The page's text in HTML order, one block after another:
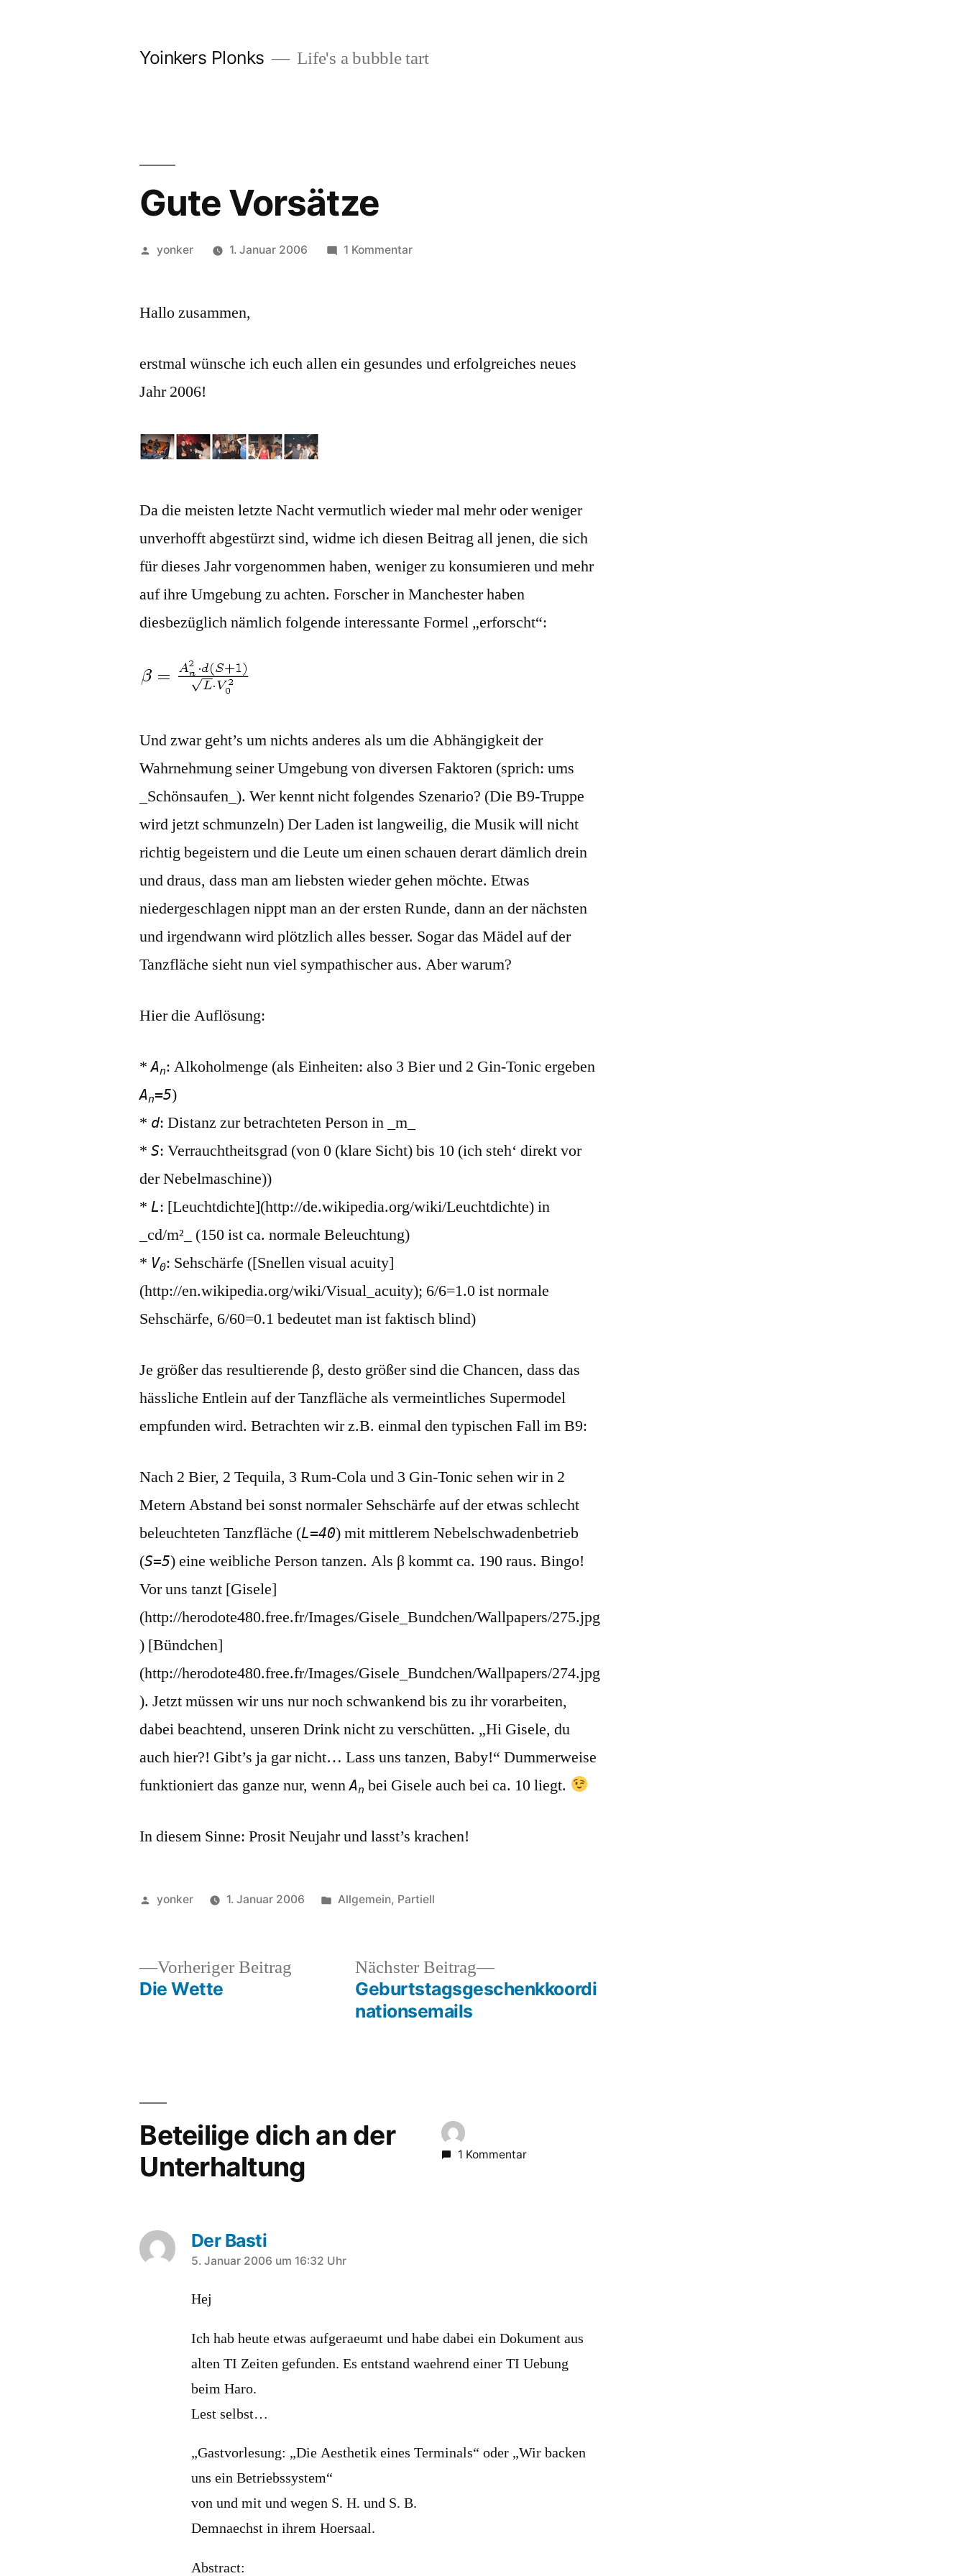
Yoinkers Plonks Life's a bubble tart
Gute Vorsätze
Veröffentlicht
yonker 1. Januar 2006 1 Kommentarzu
Hallo zusammen,
erstmal wünsche ich euch allen ein gesundes und erfolgreiches neues
Jahr 2006!
Da die meisten letzte Nacht vermutlich wieder mal mehr oder weniger
unverhofft abgestürzt sind, widme ich diesen Beitrag all jenen, die sich
für dieses Jahr vorgenommen haben, weniger zu konsumieren und mehr
auf ihre Umgebung zu achten. Forscher in Manchester haben
diesbezüglich nämlich folgende interessante Formel „erforscht“:
Und zwar geht’s um nichts anderes als um die Abhängigkeit der
Wahrnehmung seiner Umgebung von diversen Faktoren (sprich: ums
_Schönsaufen_). Wer kennt nicht folgendes Szenario? (Die B9-Truppe
wird jetzt schmunzeln) Der Laden ist langweilig, die Musik will nicht
richtig begeistern und die Leute um einen schauen derart dämlich drein
und draus, dass man am liebsten wieder gehen möchte. Etwas
niedergeschlagen nippt man an der ersten Runde, dann an der nächsten
und irgendwann wird plötzlich alles besser. Sogar das Mädel auf der
Tanzfläche sieht nun viel sympathischer aus. Aber warum?
Hier die Auflösung:
*An: Alkoholmenge (als Einheiten: also 3 Bier und 2 Gin-Tonic ergeben
An=5)
* d: Distanz zur betrachteten Person in _m_
*S: Verrauchtheitsgrad (von 0 (klare Sicht) bis 10 (ich steh‘ direkt vor
der Nebelmaschine))
*L: [Leuchtdichte](http://de.wikipedia.org/wiki/Leuchtdichte) in
_cd/m²_ (150 ist ca. normale Beleuchtung)
* V0: Sehschärfe ([Snellen visual acuity]
(http://en.wikipedia.org/wiki/Visual_acuity); 6/6=1.0 ist normale
Sehschärfe, 6/60=0.1 bedeutet man ist faktisch blind)
Je größer das resultierende β, desto größer sind die Chancen, dass das
hässliche Entlein auf der Tanzfläche als vermeintliches Supermodel
empfunden wird. Betrachten wir z.B. einmal den typischen Fall im B9:
Nach 2 Bier, 2 Tequila, 3 Rum-Cola und 3 Gin-Tonic sehen wir in 2
Metern Abstand bei sonst normaler Sehschärfe auf der etwas schlecht
beleuchteten Tanzfläche (L=40) mit mittlerem Nebelschwadenbetrieb
(S=5) eine weibliche Person tanzen. Als β kommt ca. 190 raus. Bingo!
Vor uns tanzt [Gisele]
(http://herodote480.free.fr/Images/Gisele_Bundchen/Wallpapers/275.jpg
) [Bündchen]
(http://herodote480.free.fr/Images/Gisele_Bundchen/Wallpapers/274.jpg
). Jetzt müssen wir uns nur noch schwankend bis zu ihr vorarbeiten,
dabei beachtend, unseren Drink nicht zu verschütten. „Hi Gisele, du
auch hier?! Gibt’s ja gar nicht… Lass uns tanzen, Baby!“ Dummerweise
funktioniert das ganze nur, wennAn bei Gisele auch bei ca. 10 liegt.
In diesem Sinne: Prosit Neujahr und lasst’s krachen!
Veröffentlicht
yonker 1. Januar 2006
Veröffentlicht
Allgemein, Partiell
Beitragsnavigation
Vorheriger Beitrag Vorheriger
Die Wette
Nächster Beitrag
Nächster
Beitrag:
Geburtstagsgeschenkkoordi
nationsemails
Beteilige dich an der
Unterhaltung
1 Kommentar
Der Basti
schreibt:
5. Januar 2006 um 16:32 Uhr
Hej
Ich hab heute etwas aufgeraeumt und habe dabei ein Dokument aus
alten TI Zeiten gefunden. Es entstand waehrend einer TI Uebung
beim Haro.
Lest selbst…
„Gastvorlesung: „Die Aesthetik eines Terminals“ oder „Wir backen
uns ein Betriebssystem“
von und mit und wegen S. H. und S. B.
Demnaechst in ihrem Hoersaal.
Abstract: